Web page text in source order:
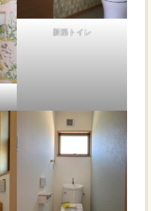
新築トイレ